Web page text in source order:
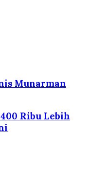
Munarman
Ribu Lebih